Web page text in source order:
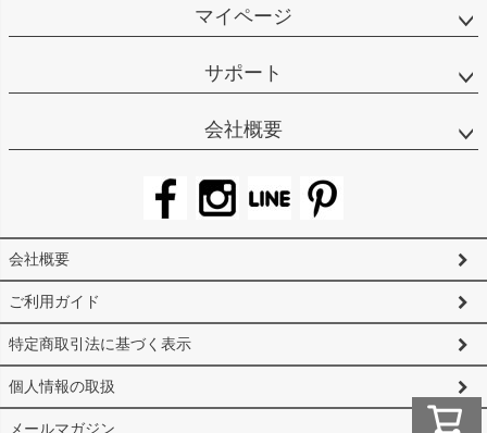
マイページ
サポート
会社概要
会社概要
ご利用ガイド
特定商取引法に基づく表示
個人情報の取扱
メールマガジン